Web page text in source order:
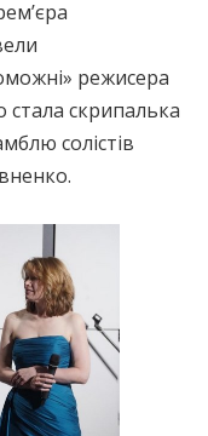
режисера
стала скрипалька
солістів